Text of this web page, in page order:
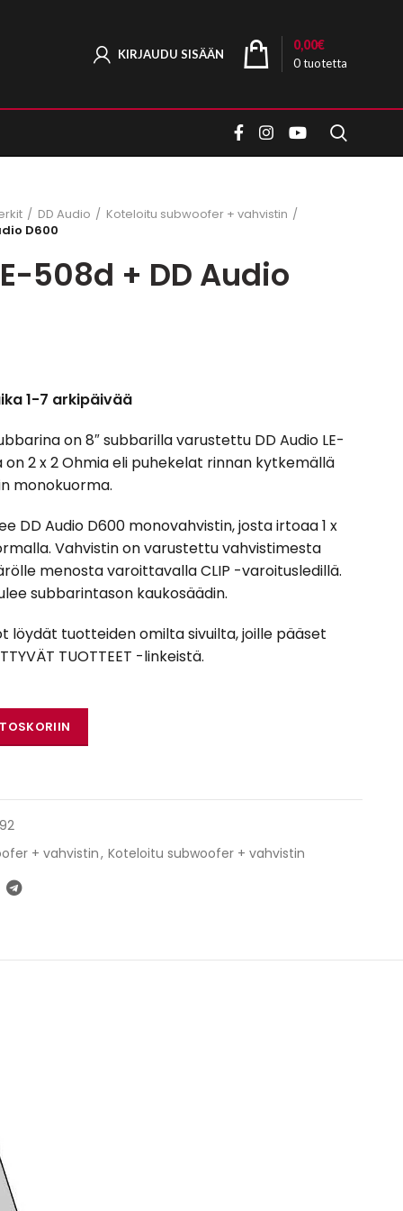
KIRJAUDU SISÄÄN
0tuotetta
0,00€
DD Audio
Koteloitu subwoofer + vahvistin
D600
508d + DD Audio
1-7 arkipäivää
on 8″ subbarilla varustettu DD Audio LE-
2 x 2 Ohmia eli puhekelat rinnan kytkemällä
monokuorma.
DD Audio D600 monovahvistin, josta irtoaa 1 x
Vahvistin on varustettu vahvistimesta
menosta varoittavalla CLIP -varoitusledillä.
subbarintason kaukosäädin.
tuotteiden omilta sivuilta, joille pääset
TUOTTEET -linkeistä.
Audio D600 määrä
+ vahvistin, Koteloitu subwoofer + vahvistin